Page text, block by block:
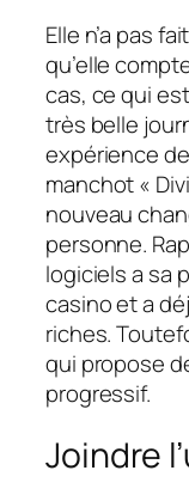
Elle n’a pas
qu’elle
cas, ce qui
très belle
expérience
manchot «
nouveau
personne.
logiciels a sa
casino et a
riches.
qui propose
progressif.
Joindre